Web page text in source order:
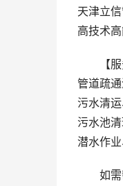
天津立
高技术
【
管道疏
污水清
污水池
潜水作
如